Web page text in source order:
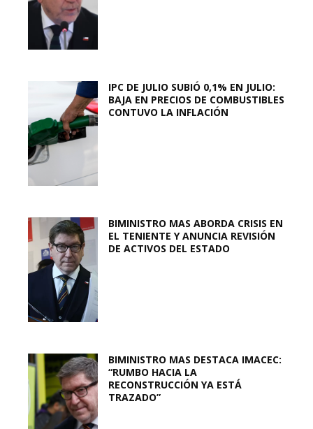
IPC DE JULIO SUBIÓ 0,1% EN JULIO:
BAJA EN PRECIOS DE COMBUSTIBLES
CONTUVO LA INFLACIÓN
BIMINISTRO MAS ABORDA CRISIS EN
EL TENIENTE Y ANUNCIA REVISIÓN
DE ACTIVOS DEL ESTADO
BIMINISTRO MAS DESTACA IMACEC:
“RUMBO HACIA LA
RECONSTRUCCIÓN YA ESTÁ
TRAZADO”